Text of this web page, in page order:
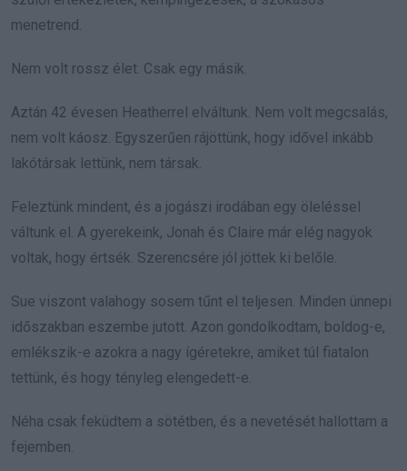
menetrend.
Nem volt rossz élet. Csak egy másik.
Aztán 42 évesen Heatherrel elváltunk. Nem volt megcsalás,
nem volt káosz. Egyszerűen rájöttünk, hogy idővel inkább
lakótársak lettünk, nem társak.
Feleztünk mindent, és a jogászi irodában egy öleléssel
váltunk el. A gyerekeink, Jonah és Claire már elég nagyok
voltak, hogy értsék. Szerencsére jól jöttek ki belőle.
Sue viszont valahogy sosem tűnt el teljesen. Minden ünnepi
időszakban eszembe jutott. Azon gondolkodtam, boldog-e,
emlékszik-e azokra a nagy ígéretekre, amiket túl fiatalon
tettünk, és hogy tényleg elengedett-e.
Néha csak feküdtem a sötétben, és a nevetését hallottam a
fejemben.